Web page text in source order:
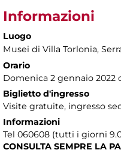
Informazioni
Luogo
Musei di Villa Torlonia,
Orario
Domenica 2 gennaio 2022
Biglietto d'ingresso
Visite gratuite, ingresso
Informazioni
Tel 060608 (tutti i giorni
CONSULTA SEMPRE LA